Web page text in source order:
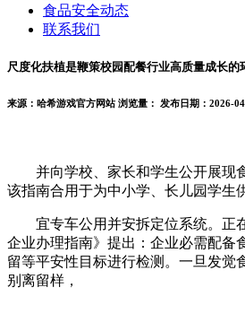
食品安全动态
联系我们
尺度化扶植是鞭策校园配餐行业高质量成长的
来源：哈希游戏官方网站 浏览量： 发布日期：2026-
并向学校、家长和学生公开展现食
该指南合用于为中小学、长儿园学生
宜专车公用并安拆定位系统。正在
企业办理指南》提出：企业必需配备
留等平安性目标进行检测。一旦发觉
别离留样，